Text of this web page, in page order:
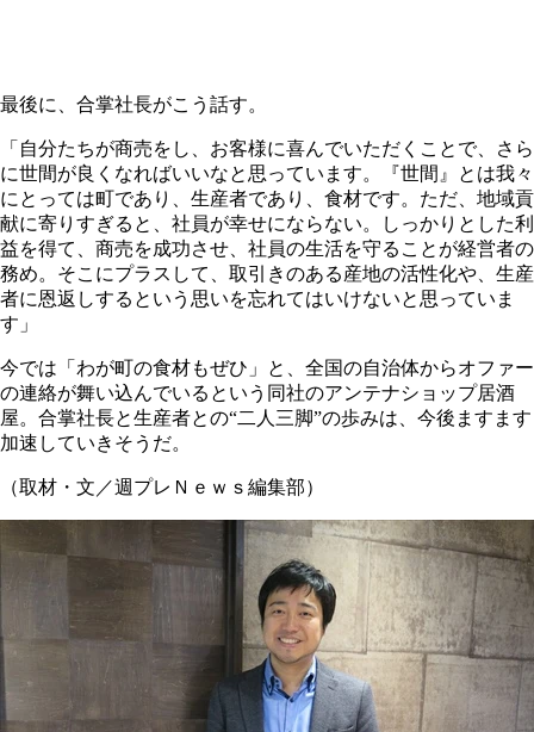
最後に、合掌社長がこう話す。
「自分たちが商売をし、お客様に喜んでいただくことで、さら
に世間が良くなればいいなと思っています。『世間』とは我々
にとっては町であり、生産者であり、食材です。ただ、地域貢
献に寄りすぎると、社員が幸せにならない。しっかりとした利
益を得て、商売を成功させ、社員の生活を守ることが経営者の
務め。そこにプラスして、取引きのある産地の活性化や、生産
者に恩返しするという思いを忘れてはいけないと思っていま
す」
今では「わが町の食材もぜひ」と、全国の自治体からオファー
の連絡が舞い込んでいるという同社のアンテナショップ居酒
屋。合掌社長と生産者との“二人三脚”の歩みは、今後ますます
加速していきそうだ。
（取材・文／週プレＮｅｗｓ編集部）